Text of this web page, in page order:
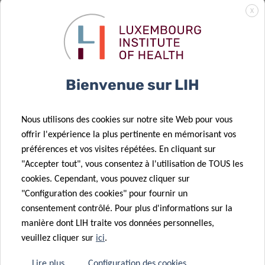
OBEClust: une
union d’efforts
pour la
l’obésité.
enfants
autistes,
robot QTrobot
Une étude du
mélanges
chimiques
risque accru
de troubles
métaboliques
Faire avancer
la recherche
sur les
matière de
cancer
26 Sep 2025
Publication du
rapport
triennal «
Surveillance
24 Sep 2025
L’Europe lance
CancerWatch:
améliorer la
qualité et la
données sur le
X
Bienvenue sur LIH
Nous utilisons des cookies sur notre site Web pour vous
offrir l'expérience la plus pertinente en mémorisant vos
préférences et vos visites répétées. En cliquant sur
"Accepter tout", vous consentez à l'utilisation de TOUS les
cookies. Cependant, vous pouvez cliquer sur
"Configuration des cookies" pour fournir un
consentement contrôlé. Pour plus d'informations sur la
manière dont LIH traite vos données personnelles,
veuillez cliquer sur ici.